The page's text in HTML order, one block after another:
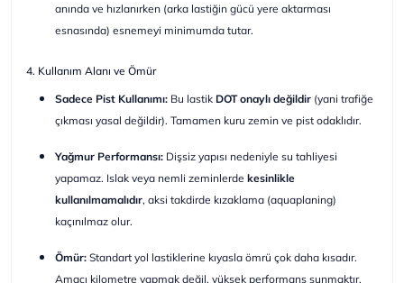
anında ve hızlanırken (arka lastiğin gücü yere aktarması
esnasında) esnemeyi minimumda tutar.
4. Kullanım Alanı ve Ömür
Sadece Pist Kullanımı: Bu lastik DOT onaylı değildir (yani trafiğe
çıkması yasal değildir). Tamamen kuru zemin ve pist odaklıdır.
Yağmur Performansı: Dişsiz yapısı nedeniyle su tahliyesi
yapamaz. Islak veya nemli zeminlerde kesinlikle
kullanılmamalıdır, aksi takdirde kızaklama (aquaplaning)
kaçınılmaz olur.
Ömür: Standart yol lastiklerine kıyasla ömrü çok daha kısadır.
Amacı kilometre yapmak değil, yüksek performans sunmaktır.